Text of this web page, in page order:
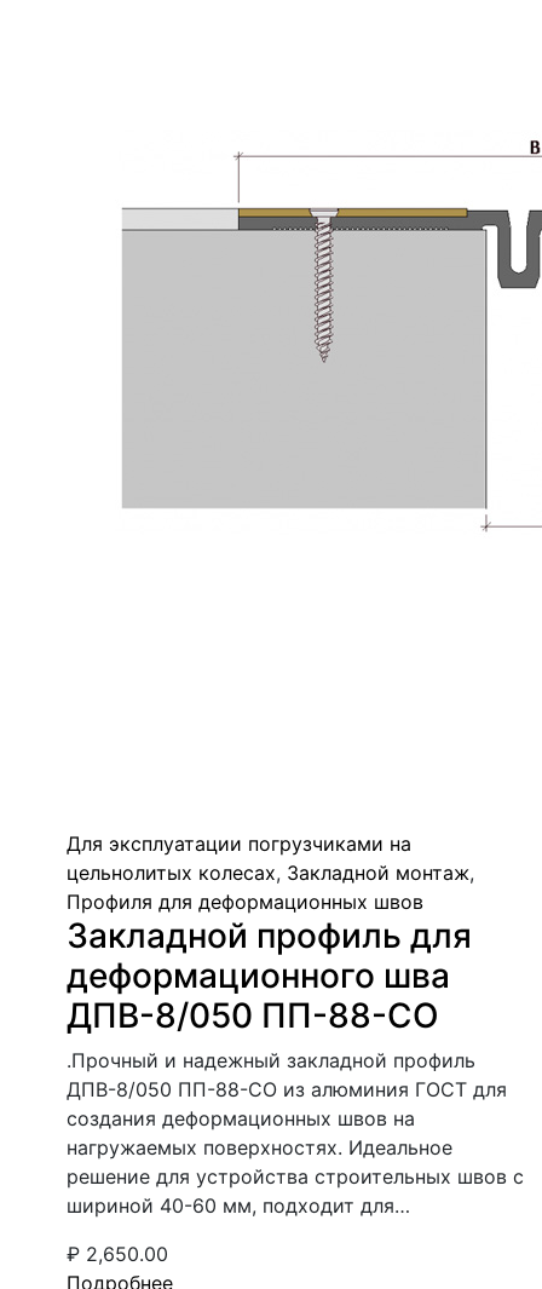
Для эксплуатации погрузчиками на
цельнолитых колесах, Закладной монтаж,
Профиля для деформационных швов
Закладной профиль для
деформационного шва
ДПВ-8/050 ПП-88-СО
.Прочный и надежный закладной профиль
ДПВ-8/050 ПП-88-СО из алюминия ГОСТ для
создания деформационных швов на
нагружаемых поверхностях. Идеальное
решение для устройства строительных швов с
шириной 40-60 мм, подходит для…
₽ 2,650.00
Подробнее